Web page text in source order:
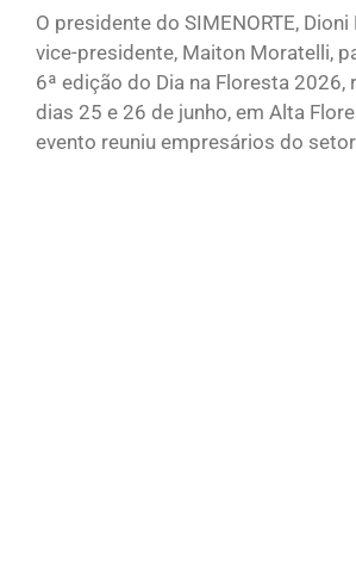
O presidente do SIMENORTE,
vice-presidente, Maiton Moratelli,
6ª edição do Dia na Floresta 2026,
dias 25 e 26 de junho, em Alta
evento reuniu empresários do